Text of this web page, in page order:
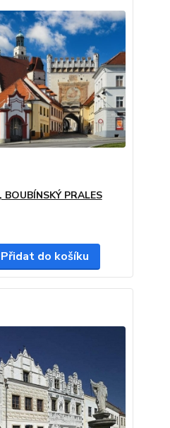
PRALES
Přidat do košíku